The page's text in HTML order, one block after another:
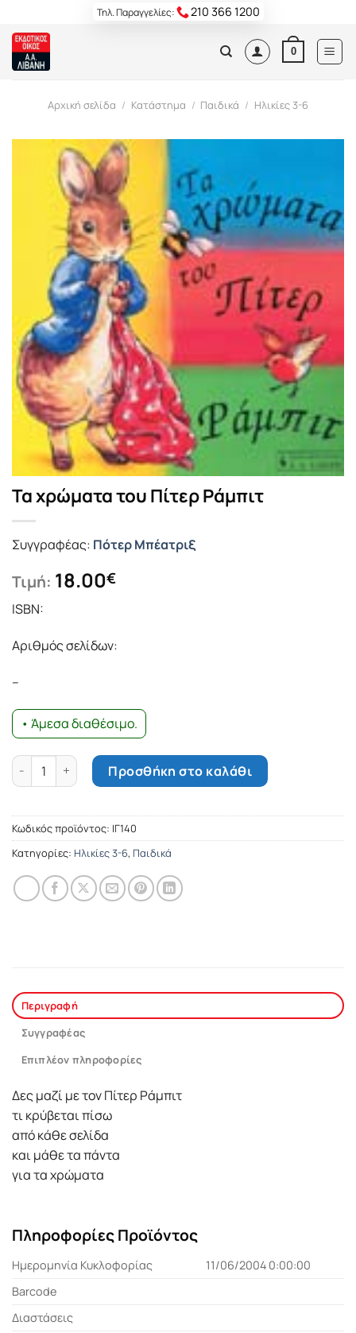
content
Τηλ. Παραγγελίες: 210 366 1200
0
Αρχική σελίδα / Κατάστημα / Παιδικά / Ηλικίες 3-6
Τα χρώματα του Πίτερ Ράμπιτ
Συγγραφέας: Πότερ Μπέατριξ
Τιμή: 18.00€
ISBN:
Αριθμός σελίδων:
–
• Άμεσα διαθέσιμο.
Τα χρώματα του Πίτερ Ράμπιτ ποσότητα
Προσθήκη στο καλάθι
Κωδικός προϊόντος: ΙΓ140
Κατηγορίες: Ηλικίες 3-6, Παιδικά
Περιγραφή
Συγγραφέας
Επιπλέον πληροφορίες
Δες μαζί με τον Πίτερ Ράμπιτ
τι κρύβεται πίσω
από κάθε σελίδα
και μάθε τα πάντα
για τα χρώματα
Πληροφορίες Προϊόντος
Ημερομηνία Κυκλοφορίας
11/06/2004 0:00:00
Barcode
Διαστάσεις